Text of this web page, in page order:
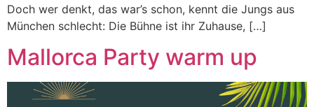
Doch wer denkt, das war’s schon, kennt die Jungs aus
München schlecht: Die Bühne ist ihr Zuhause, […]
Mallorca Party warm up